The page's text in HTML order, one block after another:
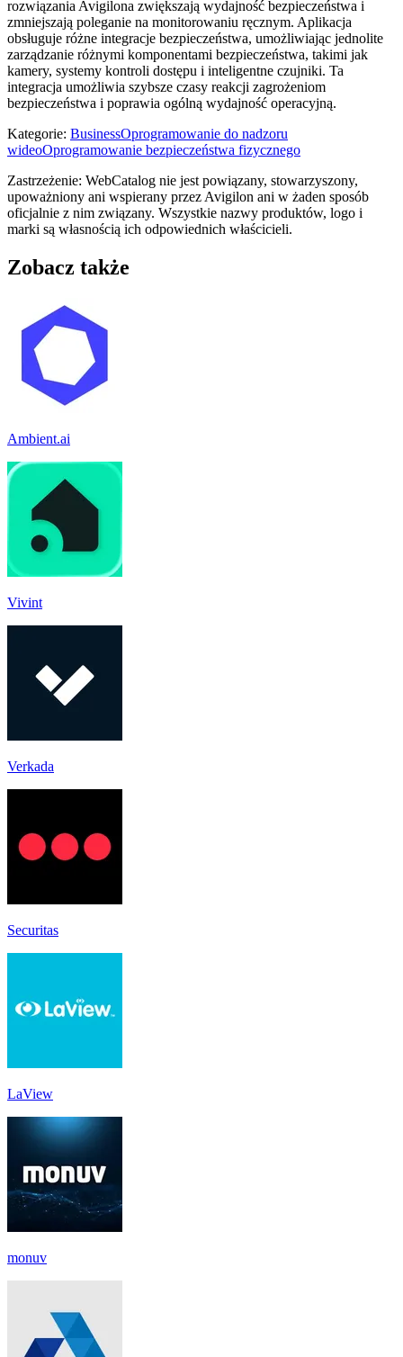
rozwiązania Avigilona zwiększają wydajność bezpieczeństwa i
zmniejszają poleganie na monitorowaniu ręcznym. Aplikacja
obsługuje różne integracje bezpieczeństwa, umożliwiając jednolite
zarządzanie różnymi komponentami bezpieczeństwa, takimi jak
kamery, systemy kontroli dostępu i inteligentne czujniki. Ta
integracja umożliwia szybsze czasy reakcji zagrożeniom
bezpieczeństwa i poprawia ogólną wydajność operacyjną.
Kategorie: BusinessOprogramowanie do nadzoru
wideoOprogramowanie bezpieczeństwa fizycznego
Zastrzeżenie: WebCatalog nie jest powiązany, stowarzyszony,
upoważniony ani wspierany przez Avigilon ani w żaden sposób
oficjalnie z nim związany. Wszystkie nazwy produktów, logo i
marki są własnością ich odpowiednich właścicieli.
Zobacz także
Ambient.ai
Vivint
Verkada
Securitas
LaView
monuv